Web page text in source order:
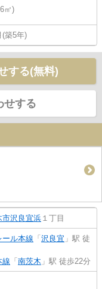
㎡)
(築5年)
する(無料)
せする
市沢良宜浜 １丁目
ール本線 「 沢良宜 」駅 徒
線 「 南茨木 」駅 徒歩22分